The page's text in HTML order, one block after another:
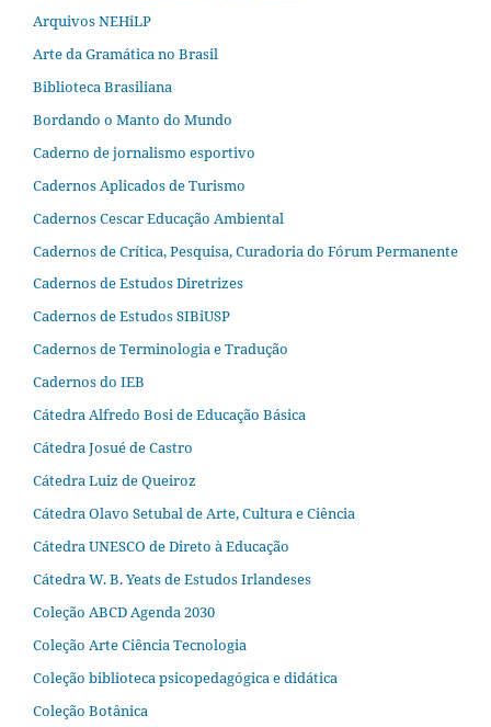
Arquivos NEHiLP
Arte da Gramática no Brasil
Biblioteca Brasiliana
Bordando o Manto do Mundo
Caderno de jornalismo esportivo
Cadernos Aplicados de Turismo
Cadernos Cescar Educação Ambiental
Cadernos de Crítica, Pesquisa, Curadoria do Fórum Permanente
Cadernos de Estudos Diretrizes
Cadernos de Estudos SIBiUSP
Cadernos de Terminologia e Tradução
Cadernos do IEB
Cátedra Alfredo Bosi de Educação Básica
Cátedra Josué de Castro
Cátedra Luiz de Queiroz
Cátedra Olavo Setubal de Arte, Cultura e Ciência
Cátedra UNESCO de Direto à Educação
Cátedra W. B. Yeats de Estudos Irlandeses
Coleção ABCD Agenda 2030
Coleção Arte Ciência Tecnologia
Coleção biblioteca psicopedagógica e didática
Coleção Botânica